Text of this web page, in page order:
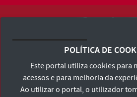
Consulte os Termos e Condições e
Declaração de
POLÍTICA DE
Este portal utiliza cookies para
acessos e para melhoria da
Ao utilizar o portal, o utilizador